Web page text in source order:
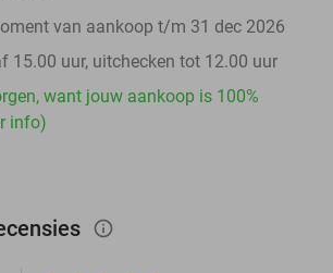
van aankoop t/m 31 dec 2026
15.00 uur, uitchecken tot 12.00 uur
want jouw aankoop is 100%
info)
info_outlined